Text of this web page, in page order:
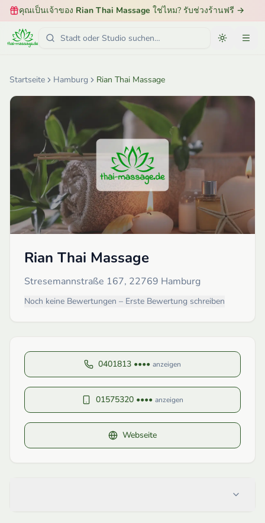
คุณเป็นเจ้าของ Rian Thai Massage ใช่ไหม? รับช่วงร้านฟรี →
Startseite Hamburg Rian Thai Massage
Rian Thai Massage
Stresemannstraße 167, 22769 Hamburg
Noch keine Bewertungen – Erste Bewertung schreiben
0401813 •••• anzeigen
01575320 •••• anzeigen
Webseite